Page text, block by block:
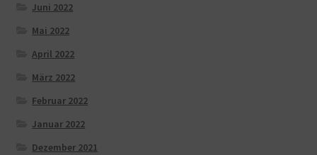
Juni 2022
Mai 2022
April 2022
März 2022
Februar 2022
Januar 2022
Dezember 2021